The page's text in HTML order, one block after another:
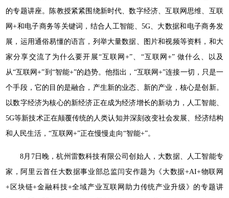
的专题讲座。陈教授紧紧围绕新时代、数字经济、互联网思维、互联
网+和电子商务等关键词，结合人工智能、5G、大数据和电子商务发
展，运用通俗易懂的语言，列举大量数据、图片和视频等资料，和大
家分享交流了为什么要开展“互联网+”、“互联网+” 做什么、以及
从“互联网+”到“智能+”的趋势。他指出，“互联网+”连接一切，只是一
个手段，它的目的是融合，产生新的业态、新的产业，核心是创新。
以数字经济为核心的新经济正在成为经济增长的新动力，人工智能、
5G等新技术正在颠覆传统的人类认知并深刻改变社会发展、经济结构
和人民生活，“互联网+”正在慢慢走向“智能+”。
8月7日晚，杭州雷数科技有限公司创始人，大数据、人工智能专
家，阿里云首任大数据事业部总监闫安作题为《大数据+AI+物联网
+区块链+金融科技+全域产业互联网助力传统产业升级》的专题讲